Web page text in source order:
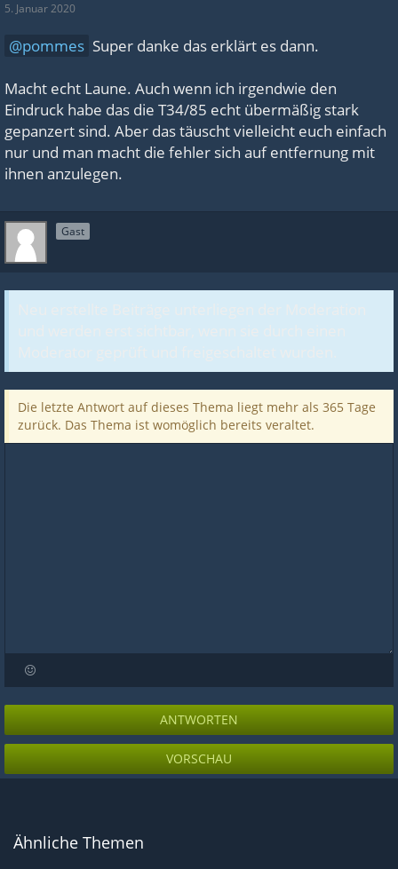
5. Januar 2020
pommes Super danke das erklärt es dann.
Macht echt Laune. Auch wenn ich irgendwie den
Eindruck habe das die T34/85 echt übermäßig stark
gepanzert sind. Aber das täuscht vielleicht euch einfach
nur und man macht die fehler sich auf entfernung mit
ihnen anzulegen.
Gast
Die letzte Antwort auf dieses Thema liegt mehr als 365 Tage
zurück. Das Thema ist womöglich bereits veraltet.
ANTWORTEN
VORSCHAU
Ähnliche Themen